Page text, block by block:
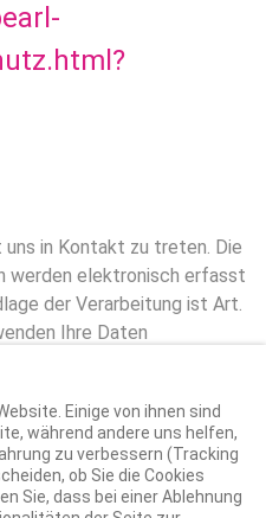
in Kontakt zu treten. Die
werden elektronisch erfasst
der Verarbeitung ist Art.
Ihre Daten
Ihrer Anfrage. Ihre Daten
Einige von ihnen sind
während andere uns helfen,
zu verbessern (Tracking
ob Sie die Cookies
Sie, dass bei einer Ablehnung